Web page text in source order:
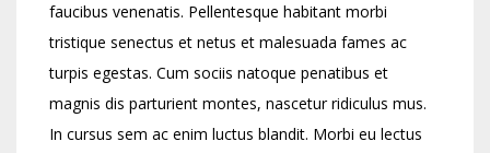
faucibus venenatis. Pellentesque habitant morbi
tristique senectus et netus et malesuada fames ac
turpis egestas. Cum sociis natoque penatibus et
magnis dis parturient montes, nascetur ridiculus mus.
In cursus sem ac enim luctus blandit. Morbi eu lectus